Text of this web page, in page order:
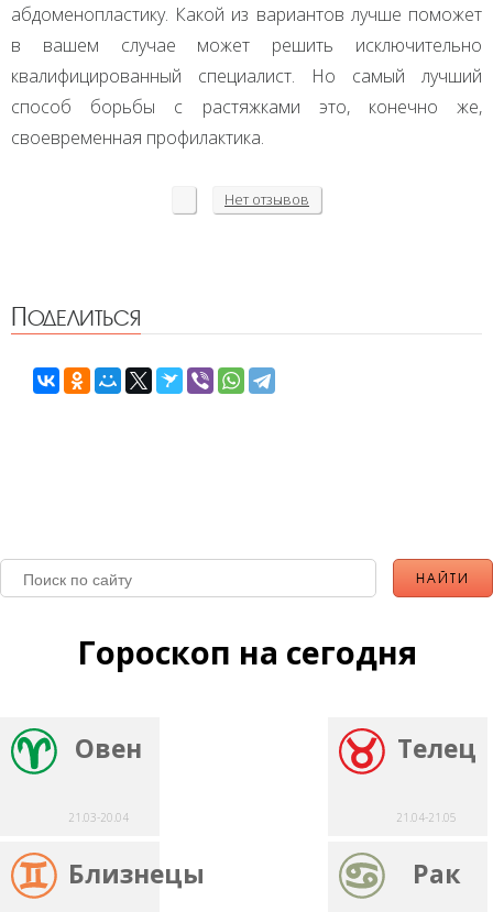
абдоменопластику. Какой из вариантов лучше поможет
в вашем случае может решить исключительно
квалифицированный специалист. Но самый лучший
способ борьбы с растяжками это, конечно же,
своевременная профилактика.
Нет отзывов
Поделиться
Гороскоп на сегодня
Овен
21.03-20.04
Телец
21.04-21.05
Близнецы Рак